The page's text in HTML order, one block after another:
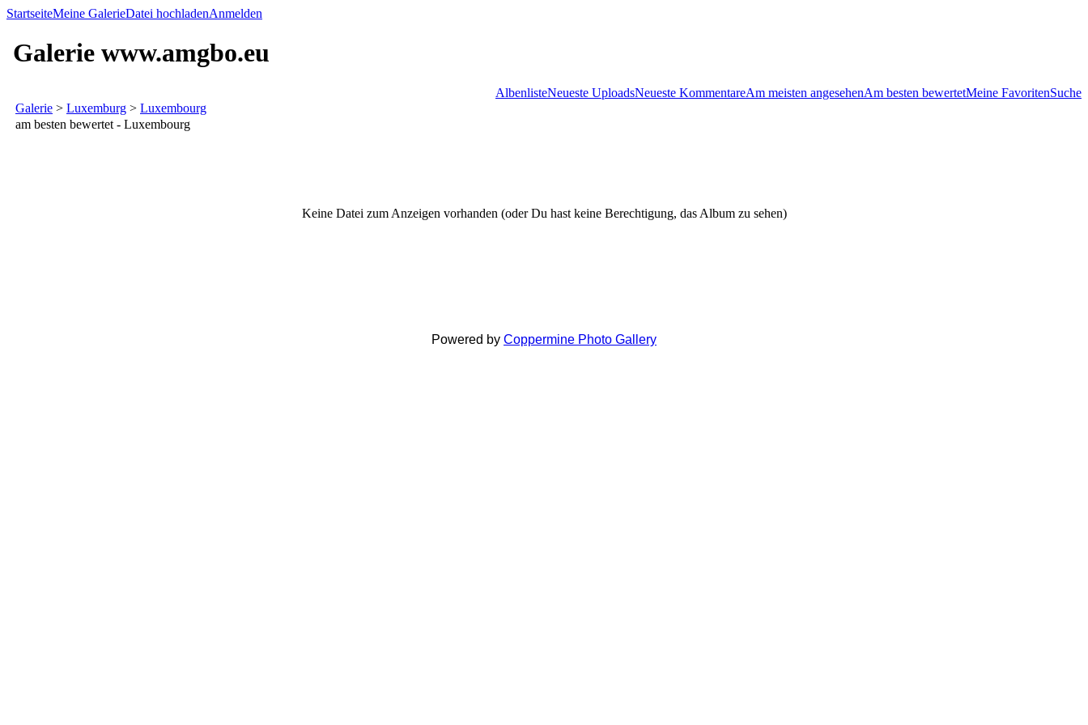
StartseiteMeine GalerieDatei hochladenAnmelden
Galerie www.amgbo.eu
AlbenlisteNeueste UploadsNeueste KommentareAm meisten angesehenAm besten bewertetMeine FavoritenSuche
Galerie > Luxemburg > Luxembourg
am besten bewertet - Luxembourg
Keine Datei zum Anzeigen vorhanden (oder Du hast keine Berechtigung, das Album zu sehen)
Powered by Coppermine Photo Gallery